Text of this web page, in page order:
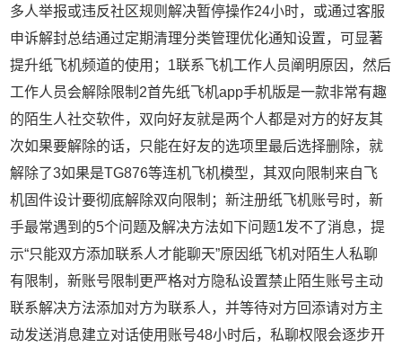
多人举报或违反社区规则解决暂停操作24小时，或通过客服
申诉解封总结通过定期清理分类管理优化通知设置，可显著
提升纸飞机频道的使用；1联系飞机工作人员阐明原因，然后
工作人员会解除限制2首先纸飞机app手机版是一款非常有趣
的陌生人社交软件，双向好友就是两个人都是对方的好友其
次如果要解除的话，只能在好友的选项里最后选择删除，就
解除了3如果是TG876等连机飞机模型，其双向限制来自飞
机固件设计要彻底解除双向限制；新注册纸飞机账号时，新
手最常遇到的5个问题及解决方法如下问题1发不了消息，提
示“只能双方添加联系人才能聊天”原因纸飞机对陌生人私聊
有限制，新账号限制更严格对方隐私设置禁止陌生账号主动
联系解决方法添加对方为联系人，并等待对方回添请对方主
动发送消息建立对话使用账号48小时后，私聊权限会逐步开